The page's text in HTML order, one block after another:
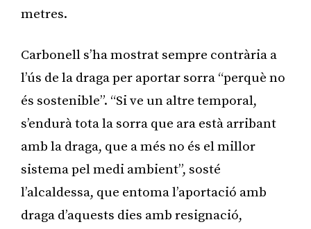
metres.
Carbonell s’ha mostrat sempre contrària a
l’ús de la draga per aportar sorra “perquè no
és sostenible”. “Si ve un altre temporal,
s’endurà tota la sorra que ara està arribant
amb la draga, que a més no és el millor
sistema pel medi ambient”, sosté
l’alcaldessa, que entoma l’aportació amb
draga d’aquests dies amb resignació,